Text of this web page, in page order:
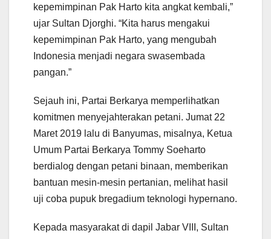
kepemimpinan Pak Harto kita angkat kembali,”
ujar Sultan Djorghi. “Kita harus mengakui
kepemimpinan Pak Harto, yang mengubah
Indonesia menjadi negara swasembada
pangan.”
Sejauh ini, Partai Berkarya memperlihatkan
komitmen menyejahterakan petani. Jumat 22
Maret 2019 lalu di Banyumas, misalnya, Ketua
Umum Partai Berkarya Tommy Soeharto
berdialog dengan petani binaan, memberikan
bantuan mesin-mesin pertanian, melihat hasil
uji coba pupuk bregadium teknologi hypernano.
Kepada masyarakat di dapil Jabar VIII, Sultan